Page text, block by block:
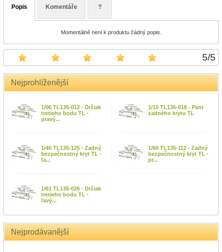
5/5
Nejprohlíženější
1/06 TL135-012 - Držiak
tretieho bodu TL -
pravý...
1/10 TL135-018 - Pant
zadného krytu TL
1/45 TL135-125 - Zadný
bezpečnostný kryt TL -
ľa...
1/60 TL135-112 - Zadný
bezpečnostný kryt TL -
pr...
1/61 TL135-026 - Držiak
tretieho bodu TL -
ľavý...
Nejprodávanější
Popis Komentáře ?
Momentálně není k produktu žádný popis.